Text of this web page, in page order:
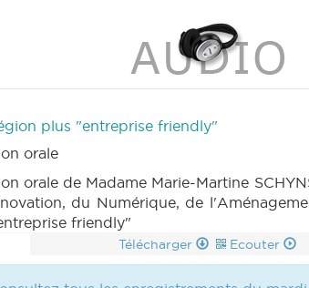
plus "entreprise friendly"
orale
orale de Madame Marie-Martine
du Numérique, de
friendly"
Télécharger Ecouter